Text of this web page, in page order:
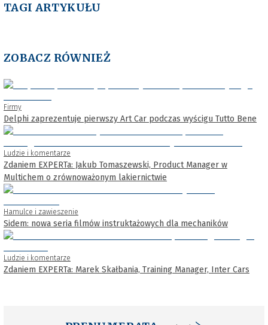
TAGI ARTYKUŁU
ZOBACZ RÓWNIEŻ
Firmy
Delphi zaprezentuje pierwszy Art Car podczas wyścigu Tutto Bene
Ludzie i komentarze
Zdaniem EXPERTa: Jakub Tomaszewski, Product Manager w
Multichem o zrównoważonym lakiernictwie
Hamulce i zawieszenie
Sidem: nowa seria filmów instruktażowych dla mechaników
Ludzie i komentarze
Zdaniem EXPERTa: Marek Skałbania, Training Manager, Inter Cars